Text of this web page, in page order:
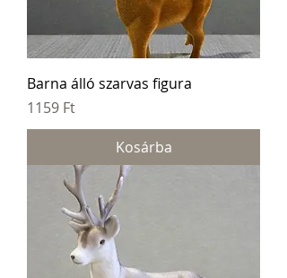
Barna álló szarvas figura
Ár
1159 Ft
Kosárba